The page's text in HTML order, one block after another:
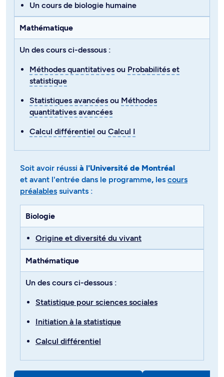
Un cours de biologie humaine
Mathématique
Un des cours ci-dessous :
Méthodes quantitatives ou Probabilités et
statistique
Statistiques avancées ou Méthodes
quantitatives avancées
Calcul différentiel ou Calcul I
Soit avoir réussi à l'Université de Montréal
et avant l'entrée dans le programme, les cours
préalables suivants :
Biologie
Origine et diversité du vivant
Mathématique
Un des cours ci-dessous :
Statistique pour sciences sociales
Initiation à la statistique
Calcul différentiel